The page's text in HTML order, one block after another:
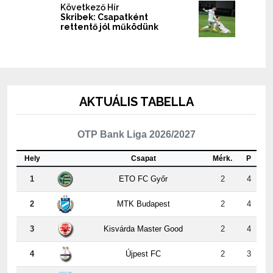
Következő Hír
Skribek: Csapatként
rettentő jól működünk
AKTUÁLIS TABELLA
OTP Bank Liga 2026/2027
Hely Csapat Mérk. P
1 ETO FC Győr 2 4
2 MTK Budapest 2 4
3 Kisvárda Master Good 2 4
4 Újpest FC 2 3